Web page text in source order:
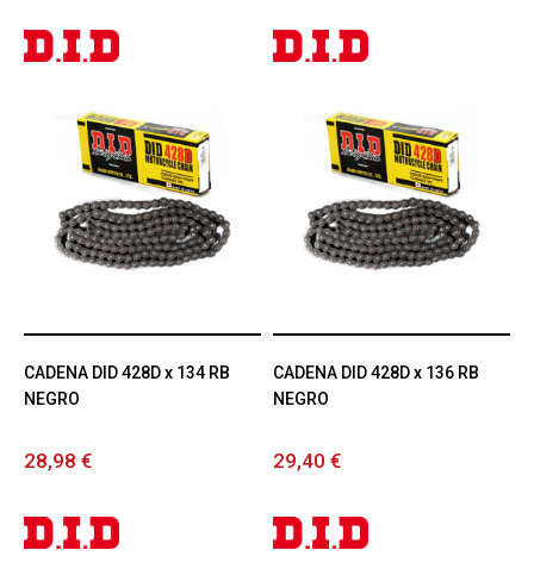
CADENA DID 428D x 134 RB
NEGRO
28,98 €
CADENA DID 428D x 136 RB
NEGRO
29,40 €